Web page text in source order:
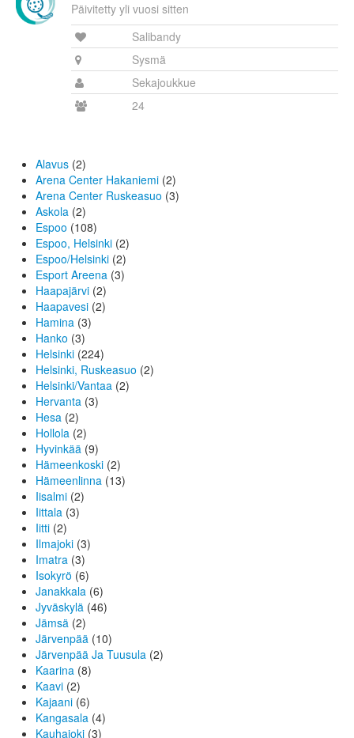
Päivitetty yli vuosi sitten
Salibandy
Sysmä
Sekajoukkue
24
Alavus (2)
Arena Center Hakaniemi (2)
Arena Center Ruskeasuo (3)
Askola (2)
Espoo (108)
Espoo, Helsinki (2)
Espoo/Helsinki (2)
Esport Areena (3)
Haapajärvi (2)
Haapavesi (2)
Hamina (3)
Hanko (3)
Helsinki (224)
Helsinki, Ruskeasuo (2)
Helsinki/Vantaa (2)
Hervanta (3)
Hesa (2)
Hollola (2)
Hyvinkää (9)
Hämeenkoski (2)
Hämeenlinna (13)
Iisalmi (2)
Iittala (3)
Iitti (2)
Ilmajoki (3)
Imatra (3)
Isokyrö (6)
Janakkala (6)
Jyväskylä (46)
Jämsä (2)
Järvenpää (10)
Järvenpää Ja Tuusula (2)
Kaarina (8)
Kaavi (2)
Kajaani (6)
Kangasala (4)
Kauhajoki (3)